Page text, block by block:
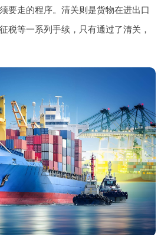
要走的程序。清关则是货物在进出口
税等一系列手续，只有通过了清关，